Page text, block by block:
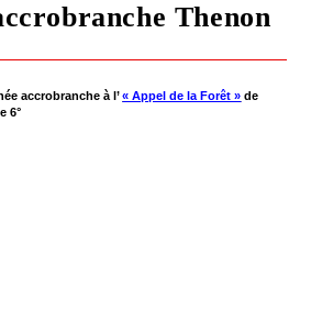
Thenon
accrobranche à l’« Appel de la Forêt » de
6°